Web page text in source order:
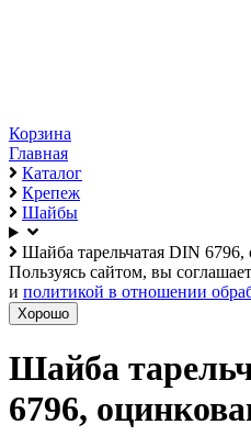
Корзина
Главная
Каталог
Крепеж
Шайбы
Шайба тарельчатая DIN 6796,
Пользуясь сайтом, вы
и политикой в отношении
Хорошо
Шайба
6796,